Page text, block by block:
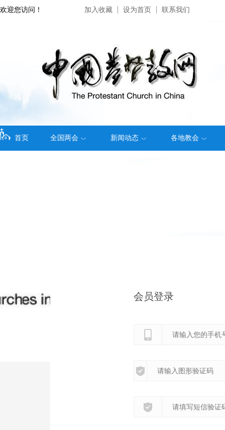
欢迎您访问！ 加入收藏 设为首页 联系我们
首页 全国两会 新闻动态 各地教会
会员登录